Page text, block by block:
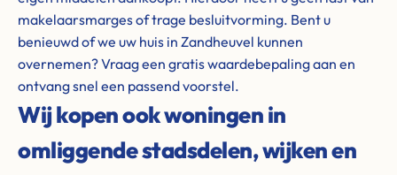
makelaarsmarges of trage besluitvorming. Bent u
benieuwd of we uw huis in Zandheuvel kunnen
overnemen? Vraag een gratis waardebepaling aan en
ontvang snel een passend voorstel.
Wij kopen ook woningen in
omliggende stadsdelen, wijken en